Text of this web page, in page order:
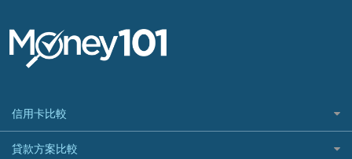
信用卡比較
信用卡情境類別推薦
貸款方案比較